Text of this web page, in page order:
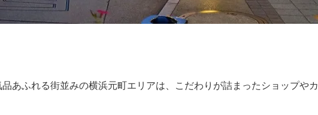
あふれる街並みの横浜元町エリアは、こだわりが詰まったショップやカ